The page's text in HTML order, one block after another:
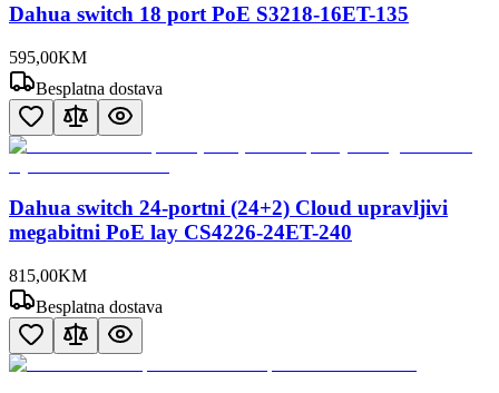
Dahua switch 18 port PoE S3218-16ET-135
595,00KM
Besplatna dostava
Dahua switch 24-portni (24+2) Cloud upravljivi
megabitni PoE lay CS4226-24ET-240
815,00KM
Besplatna dostava